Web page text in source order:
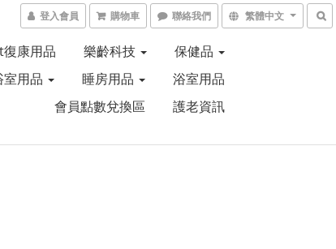
登入會員 購物車 聯絡我們 繁體中文
康用品 樂齡科技
保健品
室用品 睡房用品
浴室用品
會員點數兌換區
護老資訊